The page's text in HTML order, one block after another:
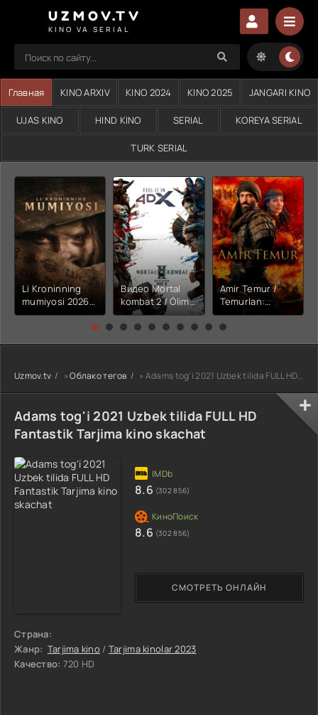
UZMOV.TV
KINO VA SERIAL
Главная KINO ARXIV KINO 2024 KINO 2025 JANGARI KINO
UJAS KINO HIND KINO SERIAL KOREYA SERIAL
TURK SERIAL
Li Kroninning
mumiyosi 2026
(uzbek tilida
kino) tarjima HD
Видео Mortal
kombat 2 / Ólim
jangi 2 (2026)
Uzbek tilida
Amir Temur /
Temurlan:
Fathchining
yuksalishi
tarjima kino Full
HD tas-ix
Uzmov.tv »Облако тегов » Adams tog'i 2021 Uzbek tilida FULL HD Fantastik Tarjima kino skachat
Adams tog'i 2021 Uzbek tilida FULL HD
Fantastik Tarjima kino skachat
Страна:
Жанр: Tarjima kino / Tarjima kinolar 2023
Качество: 720 HD
СМОТРЕТЬ ОНЛАЙН
8.6 (302 856)
8.6 (302 856)